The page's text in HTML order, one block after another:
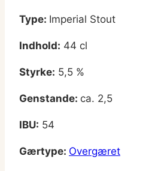
Type: Imperial Stout
Indhold: 44 cl
Styrke: 5,5 %
Genstande: ca. 2,5
IBU: 54
Gærtype: Overgæret